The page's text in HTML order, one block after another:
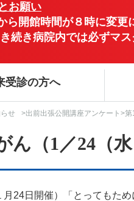
お願い
ら開館時間が８時に変更
続き病院内では必ずマ
受診の方へ
せ >出前出張公開講座アンケート>
（1／24（
24日開催）「とってもた